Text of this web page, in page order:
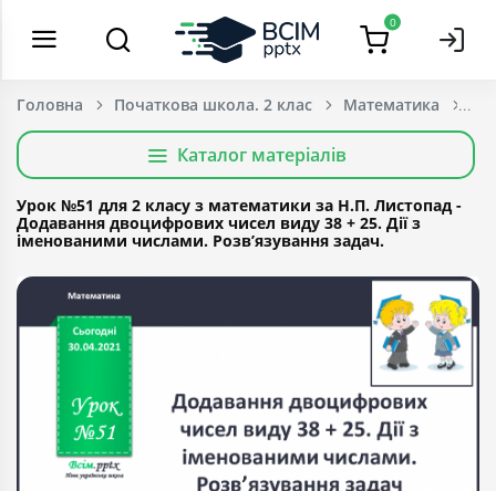
0
Головна Початкова школа. 2 клас Математика
Каталог матеріалів
Урок №51 для 2 класу з математики за Н.П. Листопад -
Додавання двоцифрових чисел виду 38 + 25. Дії з
іменованими числами. Розв’язування задач.